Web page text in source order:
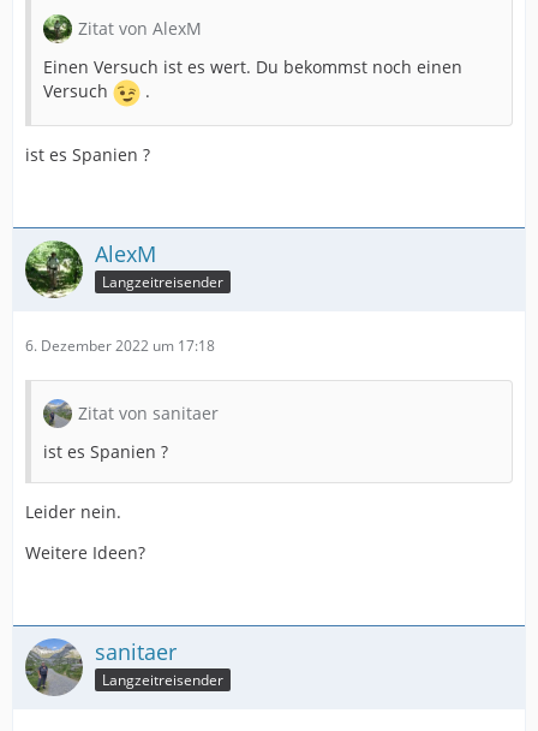
Zitat von AlexM
Einen Versuch ist es wert. Du bekommst noch einen
Versuch
.
ist es Spanien ?
AlexM
Langzeitreisender
6. Dezember 2022 um 17:18
Zitat von sanitaer
ist es Spanien ?
Leider nein.
Weitere Ideen?
sanitaer
Langzeitreisender